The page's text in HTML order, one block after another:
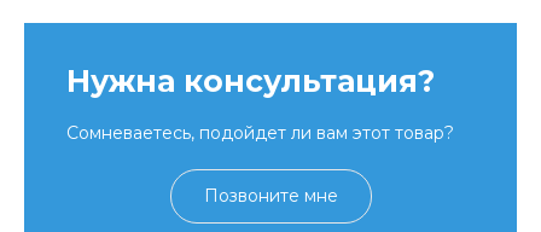
Нужна консультация?
Сомневаетесь, подойдет ли вам этот товар?
Позвоните мне